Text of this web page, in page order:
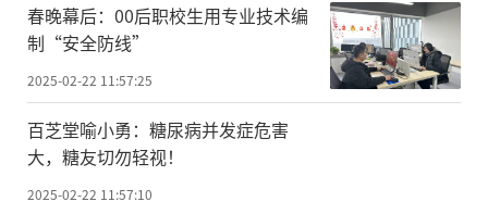
春晚幕后：00后职校生用专业技术编
制“安全防线”
2025-02-22 11:57:25
百芝堂喻小勇：糖尿病并发症危害
大，糖友切勿轻视！
2025-02-22 11:57:10